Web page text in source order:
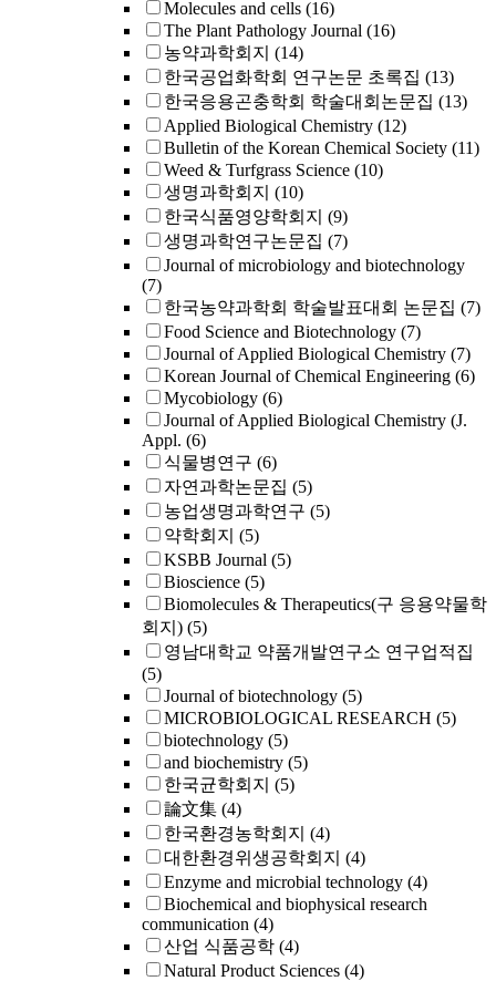
Molecules and cells (16)
The Plant Pathology Journal (16)
농약과학회지 (14)
한국공업화학회 연구논문 초록집 (13)
한국응용곤충학회 학술대회논문집 (13)
Applied Biological Chemistry (12)
Bulletin of the Korean Chemical Society (11)
Weed & Turfgrass Science (10)
생명과학회지 (10)
한국식품영양학회지 (9)
생명과학연구논문집 (7)
Journal of microbiology and biotechnology
(7)
한국농약과학회 학술발표대회 논문집 (7)
Food Science and Biotechnology (7)
Journal of Applied Biological Chemistry (7)
Korean Journal of Chemical Engineering (6)
Mycobiology (6)
Journal of Applied Biological Chemistry (J.
Appl. (6)
식물병연구 (6)
자연과학논문집 (5)
농업생명과학연구 (5)
약학회지 (5)
KSBB Journal (5)
Bioscience (5)
Biomolecules & Therapeutics(구 응용약물학
회지) (5)
영남대학교 약품개발연구소 연구업적집
(5)
Journal of biotechnology (5)
MICROBIOLOGICAL RESEARCH (5)
biotechnology (5)
and biochemistry (5)
한국균학회지 (5)
論文集 (4)
한국환경농학회지 (4)
대한환경위생공학회지 (4)
Enzyme and microbial technology (4)
Biochemical and biophysical research
communication (4)
산업 식품공학 (4)
Natural Product Sciences (4)